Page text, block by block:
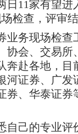
日11家有望
检查，评审
务现场检查
协会、交易所
奔赴各地，目
河证券、广发
券、华泰证券
己的专业评